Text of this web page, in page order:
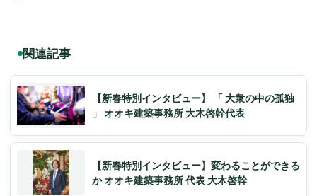
関連記事
【新春特別インタビュー】 「 大衆の中の孤独
」 オオキ建築事務所 大木啓幹代表
【新春特別インタビュー】変わることができる
か オオキ建築事務所 代表 大木啓幹